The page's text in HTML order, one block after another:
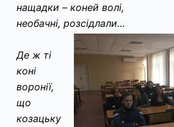
нащадки – коней волі,
необачні, розсідлали…
Де ж ті
коні
воронії,
що
козацьку